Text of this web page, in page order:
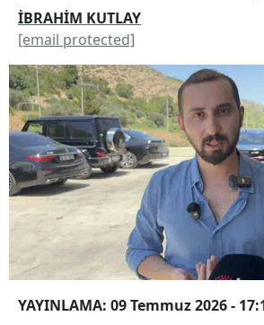
İBRAHİM KUTLAY
[email protected]
YAYINLAMA: 09 Temmuz 2026 -